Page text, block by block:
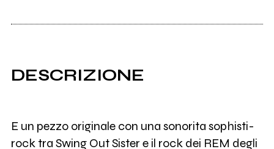
DESCRIZIONE
E un pezzo originale con una sonorita sophisti-
rock tra Swing Out Sister e il rock dei REM degli